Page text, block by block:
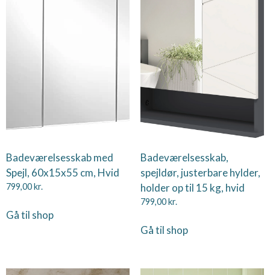
Badeværelsesskab med
Spejl, 60x15x55 cm, Hvid
799,00kr.
Gå til shop
Badeværelsesskab,
spejldør, justerbare hylder,
holder op til 15 kg, hvid
799,00kr.
Gå til shop